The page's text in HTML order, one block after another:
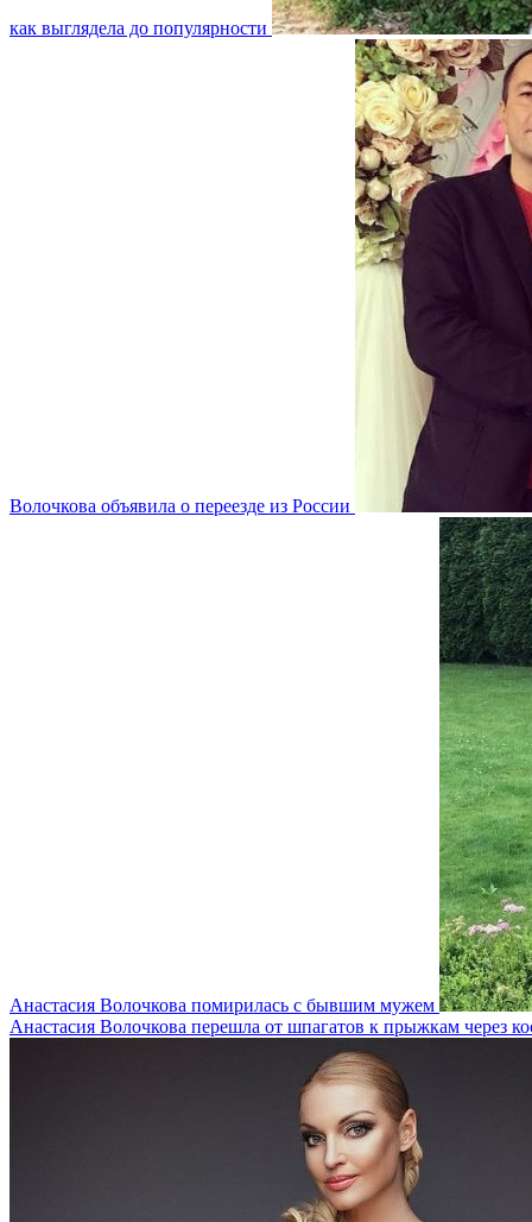
как выглядела до популярности
Волочкова объявила о переезде из России
Анастасия Волочкова помирилась с бывшим мужем
Анастасия Волочкова перешла от шпагатов к прыжкам через